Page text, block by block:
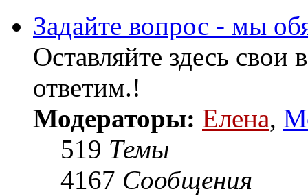
Задайте вопрос - мы
Оставляйте здесь
ответим.!
Модераторы: Елена,
519 Темы
4167 Сообщения